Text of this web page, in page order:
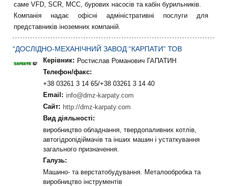
саме VFD, SCR, MCC, бурових насосів та кабін бурильників.
Компанія надає офісні адміністративні послуги для
представників іноземних компаній.
“ДОСЛІДНО-МЕХАНІЧНИЙ ЗАВОД “КАРПАТИ” ТОВ
Керівник: Ростислав Романович ГАПАТИН
Телефон/факс:
+38 03261 3 14 65/+38 03261 3 14 40
Email: info@dmz-karpaty.com
Сайт: http://dmz-karpaty.com
Вид діяльності:
виробництво обладнання, твердопаливних котлів,
автогідропідіймачів та інших машин і устаткування
загального призначення.
Галузь:
Машино- та верстатобудування. Металообробка та
виробництво інструментів